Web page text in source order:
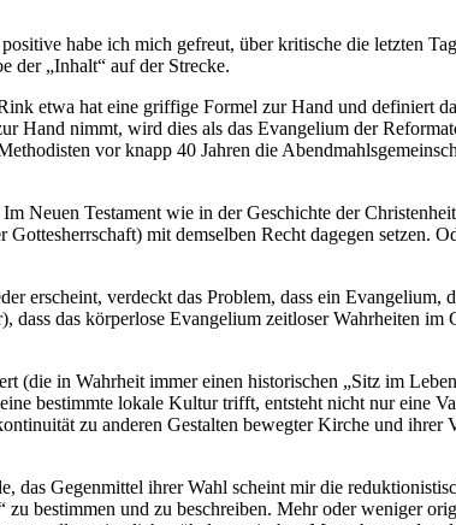
habe ich mich gefreut, über kritische die letzten
der „Inhalt“ auf der Strecke.
etwa hat eine griffige Formel zur Hand und definiert
Hand nimmt, wird dies als das Evangelium der
vor knapp 40 Jahren die
Neuen Testament wie in der Geschichte der
mit demselben Recht dagegen setzen.
erscheint, verdeckt das Problem, dass ein Evangelium,
das körperlose Evangelium zeitloser Wahrheiten
(die in Wahrheit immer einen historischen „Sitz im
bestimmte lokale Kultur trifft, entsteht nicht nur eine
zu anderen Gestalten bewegter Kirche und ihrer
Gegenmittel ihrer Wahl scheint mir die
bestimmen und zu beschreiben. Mehr oder weniger